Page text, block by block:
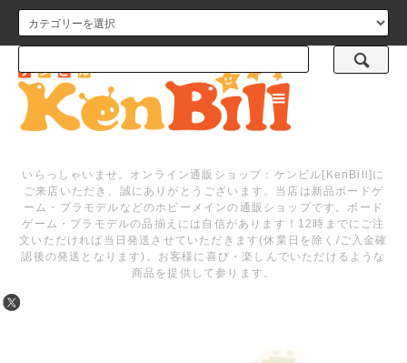
メニュー
いらっしゃいませ。オンライン通販ショップ：ケンビル[KenBill]に
ご来店いただき、誠にありがとうございます。当店は新品ボードゲ
ーム・プラモデルなどのホビーメインの通販ショップです。ボード
ゲーム・プラモデルの品揃えには自信があります！12時までにご注
文いただければ当日発送させていただきます(休業日を除く/ご入金確
認後の発送となります)。お客様に喜び・楽しんでいただけるような
商品を提供して参ります。